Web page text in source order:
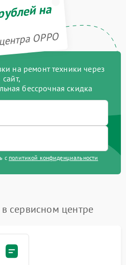
на
OPPO
на ремонт техники через
сайт,
бессрочная скидка
с политикой конфиденциальности
сервисном центре